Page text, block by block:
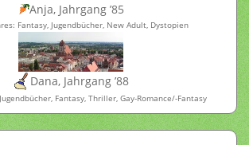
Anja, Jahrgang ’85
Fantasy, Jugendbücher, New Adult, Dystopien
Dana, Jahrgang ’88
Fantasy, Thriller, Gay-Romance/-Fantasy